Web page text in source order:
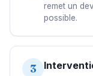
remet un
possible.
3